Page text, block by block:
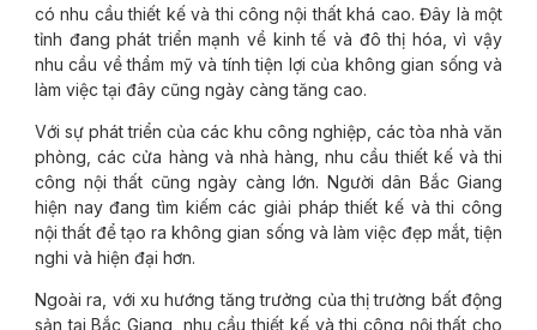
có nhu cầu thiết kế và thi công nội thất khá cao. Đây là một
tỉnh đang phát triển mạnh về kinh tế và đô thị hóa, vì vậy
nhu cầu về thẩm mỹ và tính tiện lợi của không gian sống và
làm việc tại đây cũng ngày càng tăng cao.
Với sự phát triển của các khu công nghiệp, các tòa nhà văn
phòng, các cửa hàng và nhà hàng, nhu cầu thiết kế và thi
công nội thất cũng ngày càng lớn. Người dân Bắc Giang
hiện nay đang tìm kiếm các giải pháp thiết kế và thi công
nội thất để tạo ra không gian sống và làm việc đẹp mắt, tiện
nghi và hiện đại hơn.
Ngoài ra, với xu hướng tăng trưởng của thị trường bất động
sản tại Bắc Giang, nhu cầu thiết kế và thi công nội thất cho